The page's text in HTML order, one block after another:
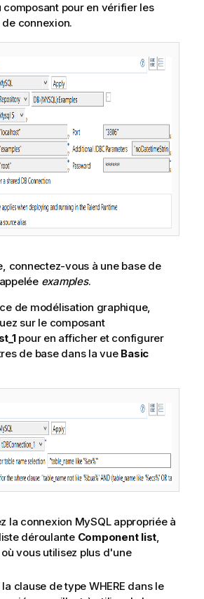
composant pour en vérifier les
connexion.
connectez-vous à une base de
examples.
de modélisation graphique,
sur le composant
pour en afficher et configurer
de base dans la vue Basic
la connexion MySQL appropriée à
déroulante Component list,
vous utilisez plus d'une
clause de type WHERE dans le